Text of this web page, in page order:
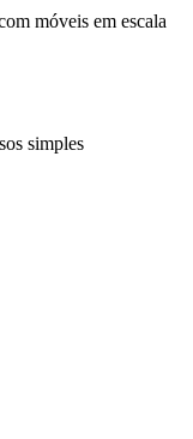
móveis em escala
simples